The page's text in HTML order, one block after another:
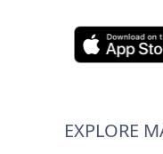
EXPLORE